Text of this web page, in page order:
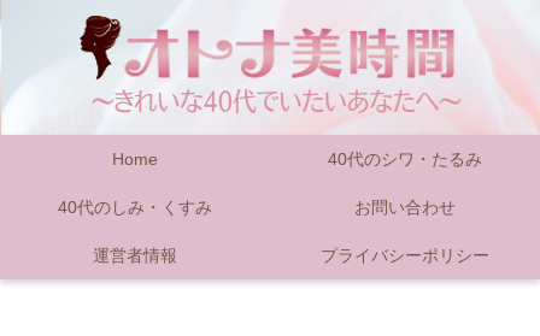
Home 40代のシワ・たるみ
40代のしみ・くすみ お問い合わせ
運営者情報 プライバシーポリシー